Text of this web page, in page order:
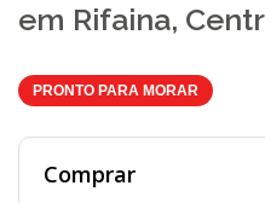
em Rifaina,
PRONTO PARA MORAR
Comprar